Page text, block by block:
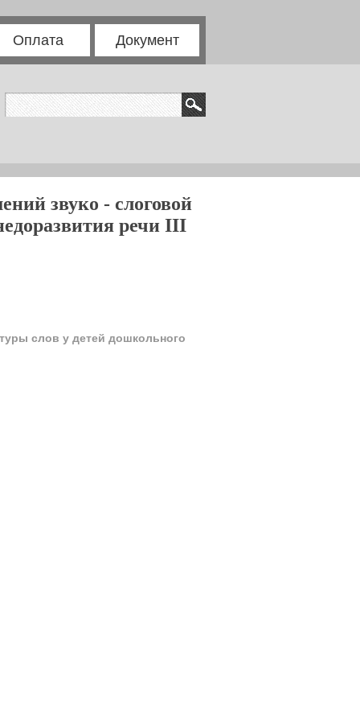
Оплата Документ
звуко - слоговой
речи III
слов у детей дошкольного